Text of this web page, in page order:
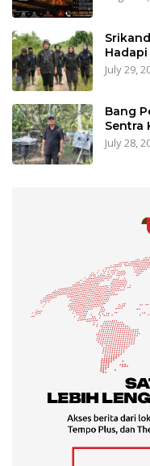
July 29,
Bang
Sentra
July 28,